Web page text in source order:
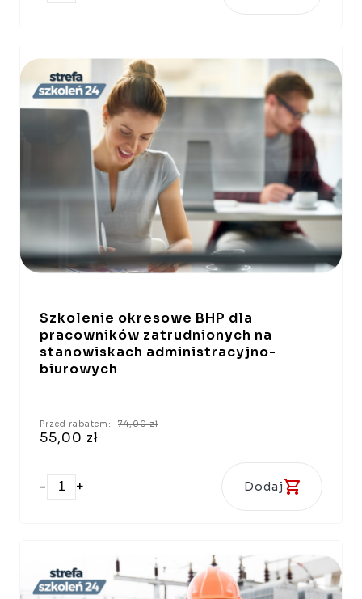
Szkolenie okresowe BHP dla
pracowników zatrudnionych na
stanowiskach administracyjno-
biurowych
Przed rabatem: 74,00 zł
55,00 zł
- + Dodaj